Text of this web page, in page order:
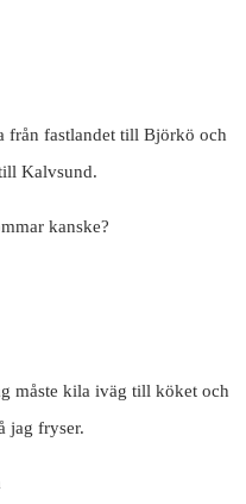
fastlandet till Björkö och
Kalvsund.
kanske?
måste kila iväg till köket och
jag fryser.